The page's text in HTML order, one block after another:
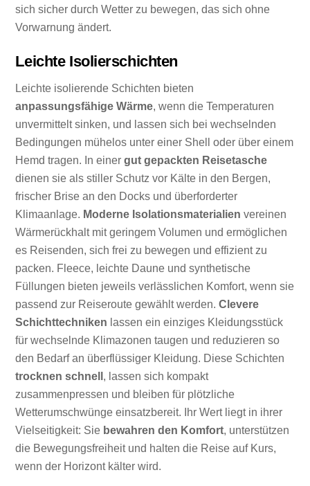
sich sicher durch Wetter zu bewegen, das sich ohne
Vorwarnung ändert.
Leichte Isolierschichten
Leichte isolierende Schichten bieten
anpassungsfähige Wärme, wenn die Temperaturen
unvermittelt sinken, und lassen sich bei wechselnden
Bedingungen mühelos unter einer Shell oder über einem
Hemd tragen. In einergut gepackten Reisetasche
dienen sie als stiller Schutz vor Kälte in den Bergen,
frischer Brise an den Docks und überforderter
Klimaanlage. Moderne Isolationsmaterialien vereinen
Wärmerückhalt mit geringem Volumen und ermöglichen
es Reisenden, sich frei zu bewegen und effizient zu
packen. Fleece, leichte Daune und synthetische
Füllungen bieten jeweils verlässlichen Komfort, wenn sie
passend zur Reiseroute gewählt werden.Clevere
Schichttechniken lassen ein einziges Kleidungsstück
für wechselnde Klimazonen taugen und reduzieren so
den Bedarf an überflüssiger Kleidung. Diese Schichten
trocknen schnell , lassen sich kompakt
zusammenpressen und bleiben für plötzliche
Wetterumschwünge einsatzbereit. Ihr Wert liegt in ihrer
Vielseitigkeit: Sie bewahren den Komfort, unterstützen
die Bewegungsfreiheit und halten die Reise auf Kurs,
wenn der Horizont kälter wird.